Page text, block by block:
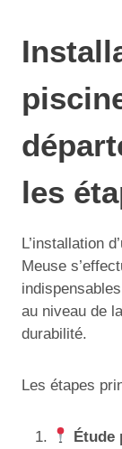
les
L’installation
Meuse
au niveau de
durabilité.
Les étapes
Étude